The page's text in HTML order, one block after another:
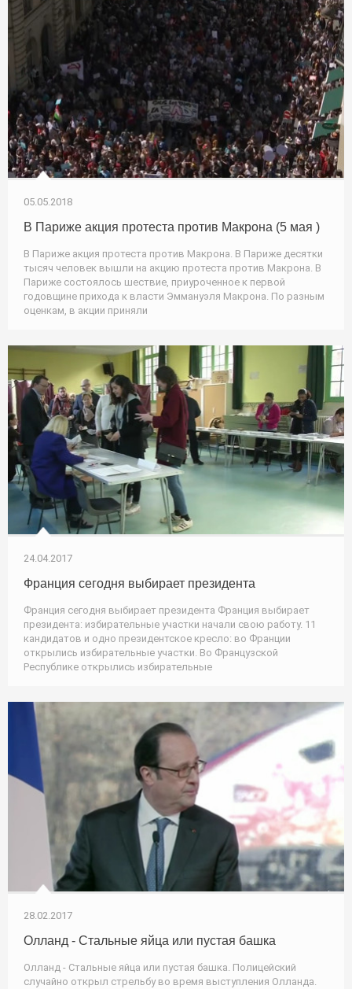
05.05.2018
В Париже акция протеста против Макрона (5 мая )
В Париже акция протеста против Макрона. В Париже десятки
тысяч человек вышли на акцию протеста против Макрона. В
Париже состоялось шествие, приуроченное к первой
годовщине прихода к власти Эммануэля Макрона. По разным
оценкам, в акции приняли
24.04.2017
Франция сегодня выбирает президента
Франция сегодня выбирает президента Франция выбирает
президента: избирательные участки начали свою работу. 11
кандидатов и одно президентское кресло: во Франции
открылись избирательные участки. Во Французской
Республике открылись избирательные
28.02.2017
Олланд - Стальные яйца или пустая башка
Олланд - Стальные яйца или пустая башка. Полицейский
случайно открыл стрельбу во время выступления Олланда.